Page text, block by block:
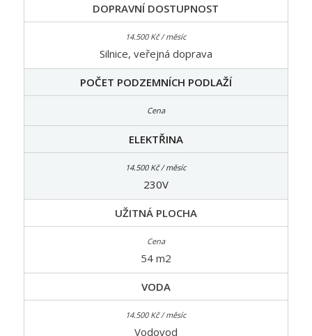
DOPRAVNÍ DOSTUPNOST
Silnice, veřejná doprava
POČET PODZEMNÍCH PODLAŽÍ
ELEKTŘINA
230V
UŽITNÁ PLOCHA
54 m2
VODA
Vodovod